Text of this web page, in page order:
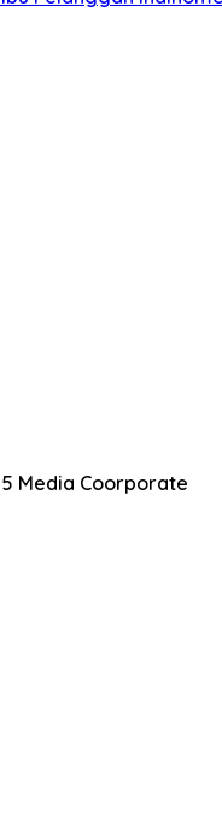
Media Coorporate